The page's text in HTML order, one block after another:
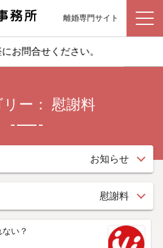
離婚専門サイト
お問合せください。
ー： 慰謝料
い？
お知らせ
慰謝料